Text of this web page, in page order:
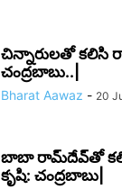
చిన్నారులతో కలిసి
చంద్రబాబు..|
Bharat Aawaz - 20
బాబా రామ్‌దేవ్‌తో
కృషి: చంద్రబాబు|